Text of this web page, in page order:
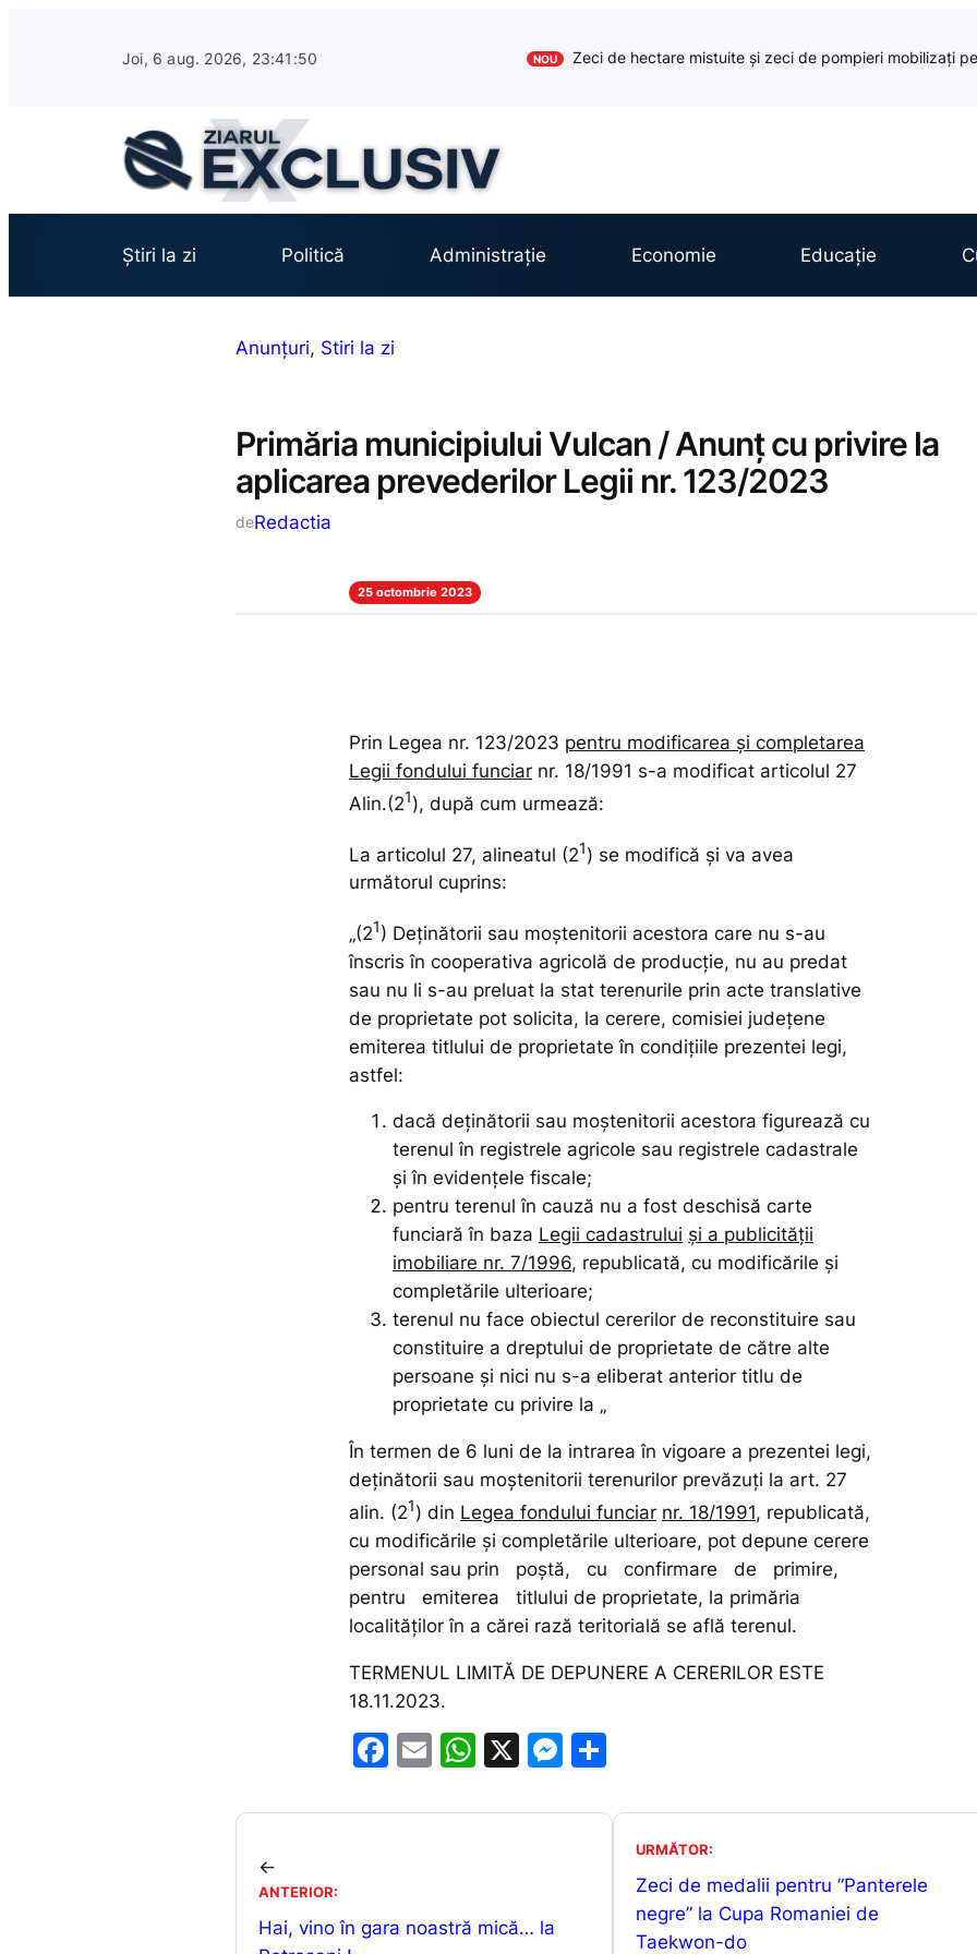
Joi, 6 aug. 2026, 23:41:51 NOU Zeci de hectare mistuite și zeci de pompieri mobilizați
Știri la zi Politică Administrație Economie Educație
Anunțuri, Stiri la zi
Primăria municipiului Vulcan / Anunț cu privire la
aplicarea prevederilor Legii nr. 123/2023
deRedactia
25 octombrie 2023
Prin Legea nr. 123/2023 pentru modificarea şi completarea
Legii fondului funciar nr. 18/1991 s-a modificat articolul 27
Alin.(21), după cum urmează:
La articolul 27, alineatul (21) se modifică şi va avea
următorul cuprins:
„(21) Deţinătorii sau moştenitorii acestora care nu s-au
înscris în cooperativa agricolă de producţie, nu au predat
sau nu li s-au preluat la stat terenurile prin acte translative
de proprietate pot solicita, la cerere, comisiei judeţene
emiterea titlului de proprietate în condiţiile prezentei legi,
astfel:
dacă deţinătorii sau moştenitorii acestora figurează cu
terenul în registrele agricole sau registrele cadastrale
şi în evidenţele fiscale;
pentru terenul în cauză nu a fost deschisă carte
funciară în baza Legii cadastrului şi a publicităţii
imobiliare nr. 7/1996, republicată, cu modificările şi
completările ulterioare;
terenul nu face obiectul cererilor de reconstituire sau
constituire a dreptului de proprietate de către alte
persoane şi nici nu s-a eliberat anterior titlu de
proprietate cu privire la „
În termen de 6 luni de la intrarea în vigoare a prezentei legi,
deţinătorii sau moştenitorii terenurilor prevăzuţi la art. 27
alin. (21) din Legea fondului funciar nr. 18/1991, republicată,
cu modificările şi completările ulterioare, pot depune cerere
personal sau prin poştă, cu confirmare de primire,
pentru emiterea titlului de proprietate, la primăria
localităţilor în a cărei rază teritorială se află terenul.
TERMENUL LIMITĂ DE DEPUNERE A CERERILOR ESTE
18.11.2023.
F
c
o
E
ai
W
at
p
X
M
s ta
←
ANTERIOR:
Hai, vino în gara noastră mică… la
URMĂTOR:
Zeci de medalii pentru ”Panterele
negre” la Cupa Romaniei de
Taekwon-do